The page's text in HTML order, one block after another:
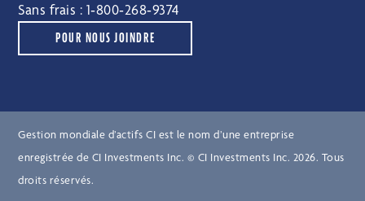
Sans frais : 1‑800‑268‑9374
POUR NOUS JOINDRE
Gestion mondiale d’actifs CI est le nom d’une entreprise
enregistrée de CI Investments Inc. © CI Investments Inc. 2026. Tous
droits réservés.